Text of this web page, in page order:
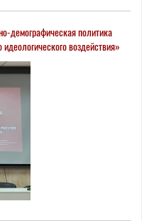
демографическая политика
воздействия»